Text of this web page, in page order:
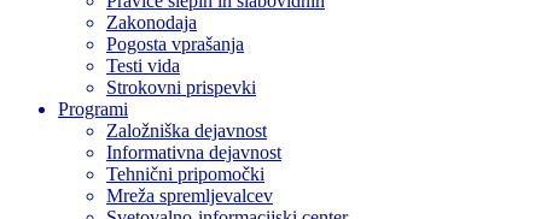
Zakonodaja
Pogosta vprašanja
Testi vida
Strokovni prispevki
Programi
Založniška dejavnost
Informativna dejavnost
Tehnični pripomočki
Mreža spremljevalcev